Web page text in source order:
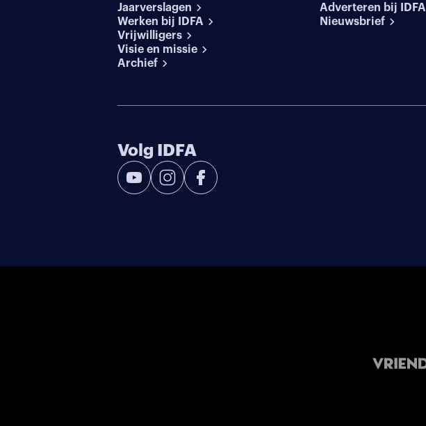
Jaarverslagen
Werken bij IDFA
Vrijwilligers
Visie en missie
Archief
Adverteren bij IDFA
Nieuwsbrief
Volg IDFA